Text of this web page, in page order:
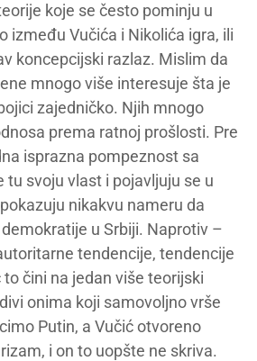
koje se često pominju u
između Vučića i Nikolića igra, ili
koncepcijski razlaz. Mislim da
mnogo više interesuje šta je
zajedničko. Njih mnogo
prema ratnoj prošlosti. Pre
isprazna pompeznost sa
tu svoju vlast i pojavljuju se u
nikakvu nameru da
u Srbiji. Naprotiv –
tendencije, tendencije
čini na jedan više teorijski
onima koji samovoljno vrše
Putin, a Vučić otvoreno
i on to uopšte ne skriva.